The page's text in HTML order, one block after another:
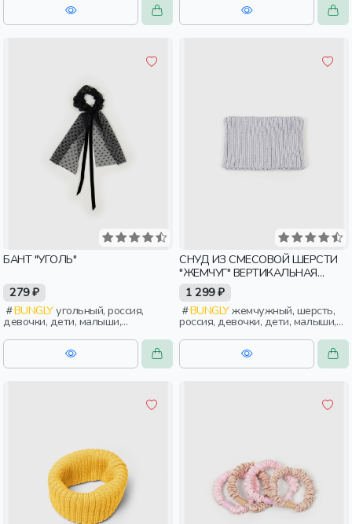
БАНТ "УГОЛЬ"
279 ₽
BUNGLYугольный, россия,
девочки, дети, малыши,
СНУД ИЗ СМЕСОВОЙ ШЕРСТИ
"ЖЕМЧУГ" ВЕРТИКАЛЬНАЯ
ВЯЗКА
1 299 ₽
BUNGLYжемчужный, шерсть,
россия, девочки, дети, малыши,
дошкольники